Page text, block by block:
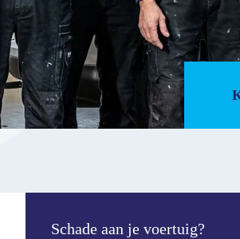
Schade aan je voertuig?